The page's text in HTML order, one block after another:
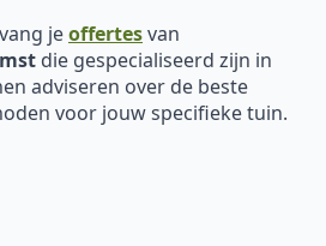
jeoffertesvan
die gespecialiseerd zijn in
adviseren over de beste
voor jouw specifieke tuin.